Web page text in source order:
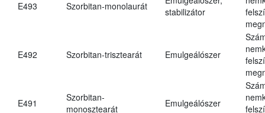
E493 Szorbitan-monolaurát
stabilizátor
E492 Szorbitan-trisztearát Emulgeálószer
E491
Szorbitan-
monosztearát
Emulgeálószer